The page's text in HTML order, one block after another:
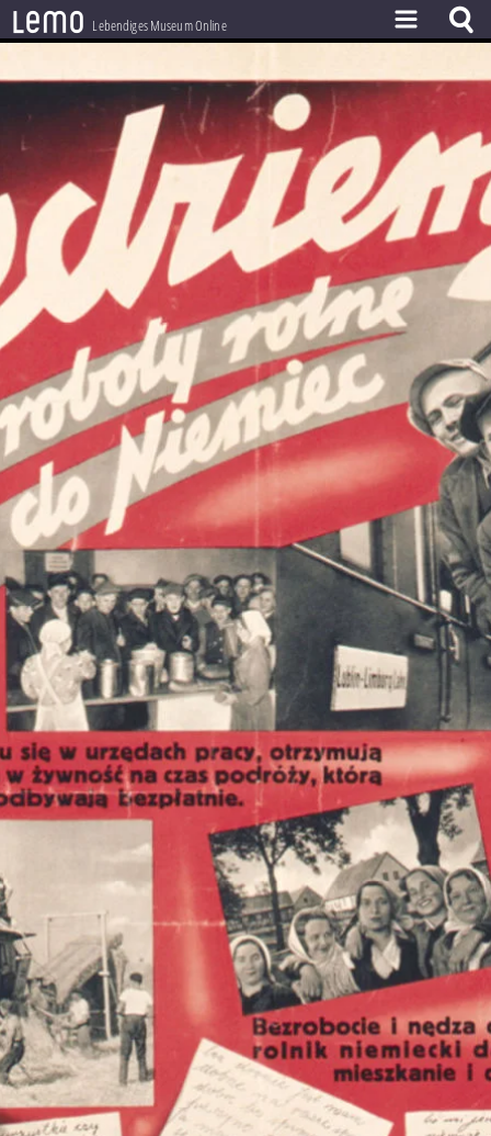
lemo Lebendiges Museum Online
THEMEN
ZEITZEUGEN
BESTAND
LERNEN
PROJEKT